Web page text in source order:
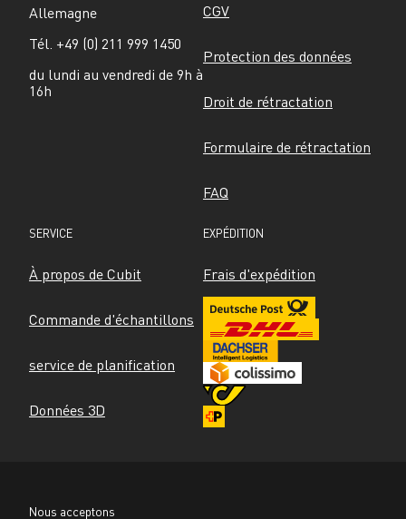
Allemagne
Tél. +49 (0) 211 999 1450
du lundi au vendredi de 9h à
16h
CGV
Protection des données
Droit de rétractation
Formulaire de rétractation
FAQ
SERVICE
À propos de Cubit
Commande d'échantillons
service de planification
Données 3D
EXPÉDITION
Frais d'expédition
Nous acceptons